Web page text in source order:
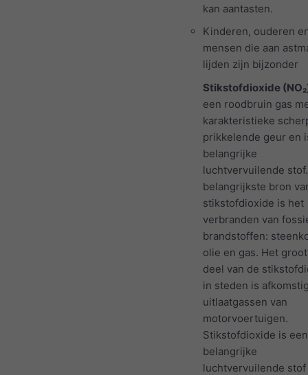
kan aantasten.
Kinderen, ouderen
mensen die aan
lijden zijn bijzonder
Stikstofdioxide
een roodbruin gas
karakteristieke
prikkelende geur en
belangrijke
luchtvervuilende
belangrijkste bron
stikstofdioxide is het
verbranden van
brandstoffen:
olie en gas. Het
deel van de
in steden is
uitlaatgassen van
motorvoertuigen.
Stikstofdioxide is een
belangrijke
luchtvervuilende stof